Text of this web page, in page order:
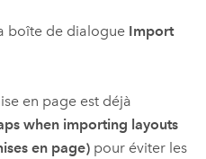
boîte de dialogue Import
en page est déjà
when importing layouts
en page) pour éviter les